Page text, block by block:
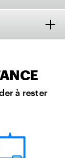
à rester